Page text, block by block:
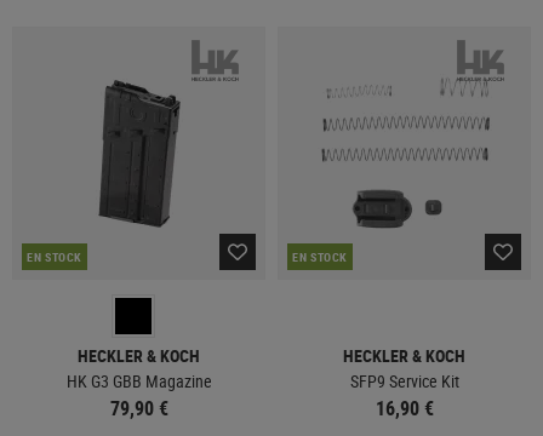
EN STOCK
HECKLER & KOCH
HK G3 GBB Magazine
79,90 €
EN STOCK
HECKLER & KOCH
SFP9 Service Kit
16,90 €